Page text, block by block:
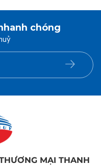
chóng
MẠI THANH